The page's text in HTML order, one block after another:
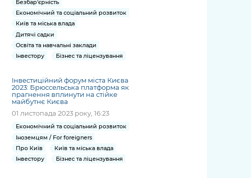
воєнного стану
Важливе під час
Звіти про
запитів на
публічну
from the
KCSA
Контакти
Безбар'єрність
Економічний та соціальний розвиток
Київ та міська влада
Дитячі садки
Освіта та навчальні заклади
Інвестору
Бізнес та ліцензування
Інвестиційний форум міста Києва
2023: Брюссельська платформа як
прагнення вплинути на стійке
майбутнє Києва
01 листопада 2023 року, 16:23
Економічний та соціальний розвиток
Іноземцям / For foreigners
Про Київ
Київ та міська влада
Інвестору
Бізнес та ліцензування